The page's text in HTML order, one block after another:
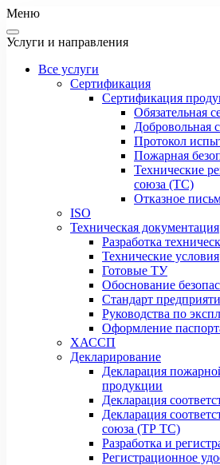
Меню
Услуги и направления
Все услуги
Сертификация
Сертификация
Обязательная
Добровольная
Протокол
Пожарная
Технические
союза (ТС)
Отказное
ISO
Техническая документация
Разработка
Технические условия
Готовые ТУ
Обоснование
Стандарт
Руководства по
Оформление
ХАССП
Декларирование
Декларация
продукции
Декларация
Декларация
союза (ТР ТС)
Разработка и
Регистрационное